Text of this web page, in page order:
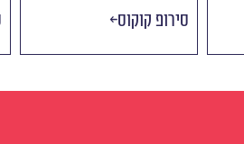
סירופ קוקוס